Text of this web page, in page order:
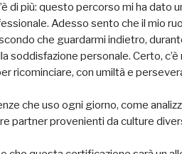
di più: questo percorso mi ha dato
Adesso sento che il mio
che guardarmi indietro,
soddisfazione personale. Certo,
ricominciare, con umiltà e
che uso ogni giorno, come
partner provenienti da culture